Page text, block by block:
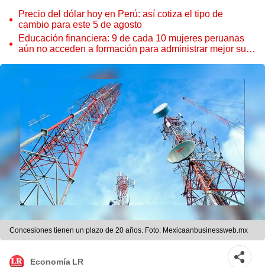
Precio del dólar hoy en Perú: así cotiza el tipo de
cambio para este 5 de agosto
Educación financiera: 9 de cada 10 mujeres peruanas
aún no acceden a formación para administrar mejor su
Concesiones tienen un plazo de 20 años. Foto: Mexicaanbusinessweb.mx
Economía LR